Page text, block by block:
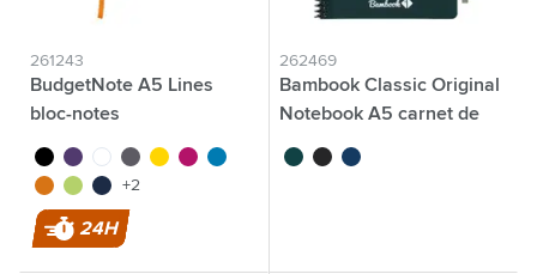
261243
BudgetNote A5 Lines
bloc-notes
noir pourpreblancgris jaunemagentableu clair
orange
lime bleu marine
+2
24H
262469
Bambook Classic Original
Notebook A5 carnet de
vert forêt
noir bleu marine